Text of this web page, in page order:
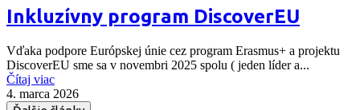
Inkluzívny program DiscoverEU
Vďaka podpore Európskej únie cez program Erasmus+ a projektu
DiscoverEU sme sa v novembri 2025 spolu ( jeden líder a...
Čítaj viac
4. marca 2026